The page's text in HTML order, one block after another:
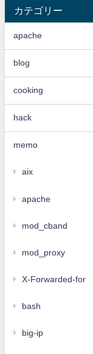
カテゴリー
apache
blog
cooking
hack
memo
aix
apache
mod_cband
mod_proxy
X-Forwarded-for
bash
big-ip